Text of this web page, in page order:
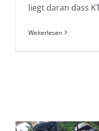
liegt daran dass
Weiterlesen